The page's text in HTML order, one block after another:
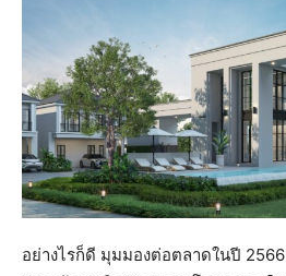
อย่างไรก็ดี มุมมองต่อตลาดในปี